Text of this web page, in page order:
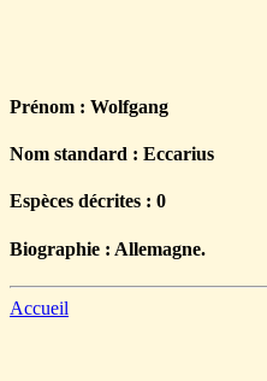
Prénom : Wolfgang
Nom standard : Eccarius
Espèces décrites : 0
Biographie : Allemagne.
Accueil